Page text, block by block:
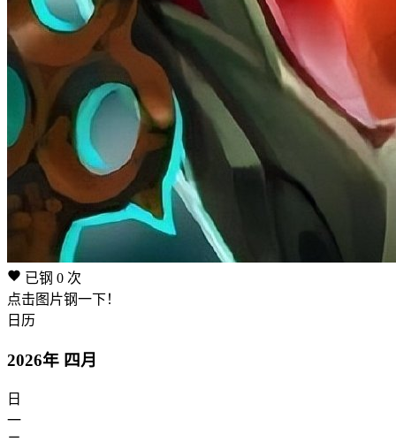
已钢 0 次
点击图片钢一下！
日历
2026年 四月
日
一